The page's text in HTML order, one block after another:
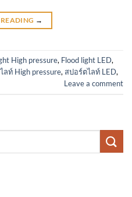
→
High pressure, Flood light LED,
ลท์ High pressure, สปอร์ตไลท์ LED,
Leave a comment